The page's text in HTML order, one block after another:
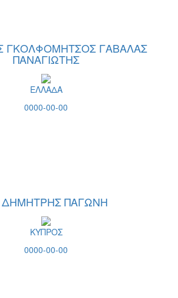
ΓΚΟΛΦΟΜΗΤΣΟΣ ΓΑΒΑΛΑΣ
ΠΑΝΑΓΙΩΤΗΣ
ΕΛΛΑΔΑ
0000-00-00
ΔΗΜΗΤΡΗΣ ΠΑΓΩΝΗ
ΚΥΠΡΟΣ
0000-00-00